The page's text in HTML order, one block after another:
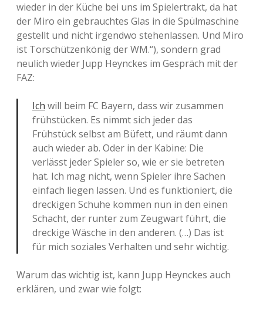
wieder in der Küche bei uns im Spielertrakt, da hat
der Miro ein gebrauchtes Glas in die Spülmaschine
gestellt und nicht irgendwo stehenlassen. Und Miro
ist Torschützenkönig der WM.“), sondern grad
neulich wieder Jupp Heynckes im Gespräch mit der
FAZ:
Ich will beim FC Bayern, dass wir zusammen
frühstücken. Es nimmt sich jeder das
Frühstück selbst am Büfett, und räumt dann
auch wieder ab. Oder in der Kabine: Die
verlässt jeder Spieler so, wie er sie betreten
hat. Ich mag nicht, wenn Spieler ihre Sachen
einfach liegen lassen. Und es funktioniert, die
dreckigen Schuhe kommen nun in den einen
Schacht, der runter zum Zeugwart führt, die
dreckige Wäsche in den anderen. (…) Das ist
für mich soziales Verhalten und sehr wichtig.
Warum das wichtig ist, kann Jupp Heynckes auch
erklären, und zwar wie folgt: